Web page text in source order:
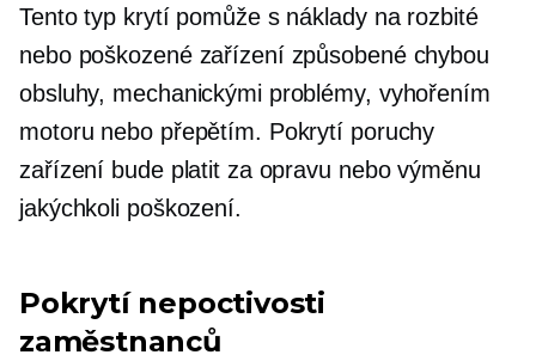
Tento typ krytí pomůže s náklady na rozbité
nebo poškozené zařízení způsobené chybou
obsluhy, mechanickými problémy, vyhořením
motoru nebo přepětím. Pokrytí poruchy
zařízení bude platit za opravu nebo výměnu
jakýchkoli poškození.
Pokrytí nepoctivosti
zaměstnanců